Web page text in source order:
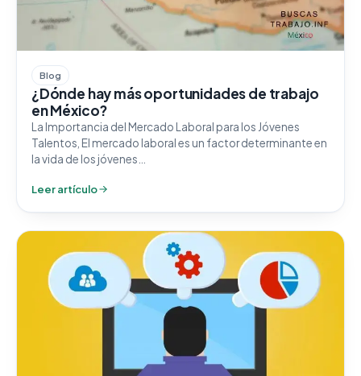
Blog
¿Dónde hay más oportunidades de trabajo
en México?
La Importancia del Mercado Laboral para los Jóvenes
Talentos, El mercado laboral es un factor determinante en
la vida de los jóvenes…
Leer artículo